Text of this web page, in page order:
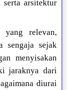
serta arsitektur
yang relevan,
sengaja sejak
menyisakan
jaraknya dari
diurai